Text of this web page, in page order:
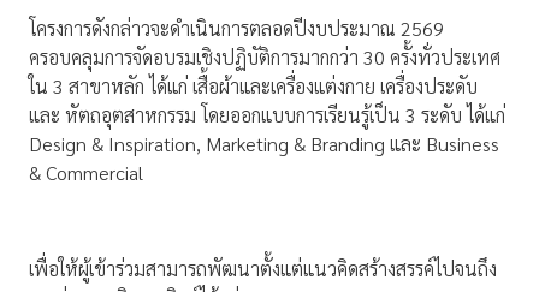
โครงการดังกล่าวจะดำเนินการตลอดปีงบประมาณ 2569
ครอบคลุมการจัดอบรมเชิงปฏิบัติการมากกว่า 30 ครั้งทั่วประเทศ
ใน 3 สาขาหลัก ได้แก่ เสื้อผ้าและเครื่องแต่งกาย เครื่องประดับ
และ หัตถอุตสาหกรรม โดยออกแบบการเรียนรู้เป็น 3 ระดับ ได้แก่
Design & Inspiration, Marketing & Branding และ Business
& Commercial
เพื่อให้ผู้เข้าร่วมสามารถพัฒนาตั้งแต่แนวคิดสร้างสรรค์ไปจนถึง